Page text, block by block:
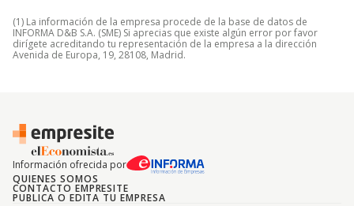
(1) La información de la empresa procede de la base de datos de
INFORMA D&B S.A. (SME) Si aprecias que existe algún error por favor
dirígete acreditando tu representación de la empresa a la dirección
Avenida de Europa, 19, 28108, Madrid.
Información ofrecida por
QUIENES SOMOS
CONTACTO EMPRESITE
PUBLICA O EDITA TU EMPRESA